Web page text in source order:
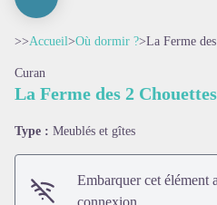
>>Accueil>Où dormir ?>La Ferme
Curan
La Ferme des 2
Type : Meublés et gîtes
Embarquer cet élément
connexion